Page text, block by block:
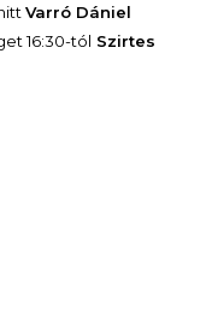
Varró Dániel
16:30-tól Szirtes